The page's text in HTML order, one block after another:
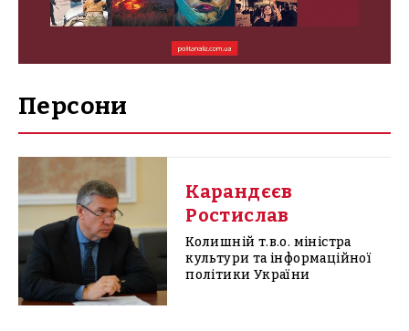
Персони
Карандєєв
Ростислав
Колишній т.в.о. міністра
культури та інформаційної
політики України